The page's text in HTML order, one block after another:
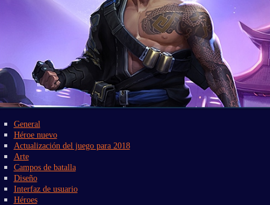
General
Héroe nuevo
Actualización del juego para 2018
Arte
Campos de batalla
Diseño
Interfaz de usuario
Héroes